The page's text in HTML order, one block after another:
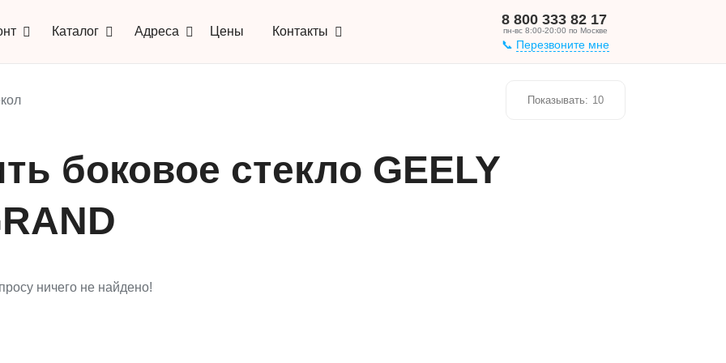
Каталог Адреса Цены Контакты
8 800 333 82 17
пн-вс 8:00-20:00 по Москве
Перезвоните мне
Показывать: 10
боковое стекло GEELY
ничего не найдено!